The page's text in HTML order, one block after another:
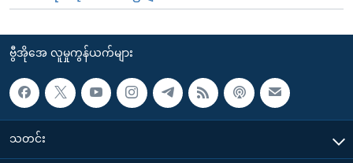
ဗွီအိုအေ လူမှုကွန်ယက်များ
သတင်း